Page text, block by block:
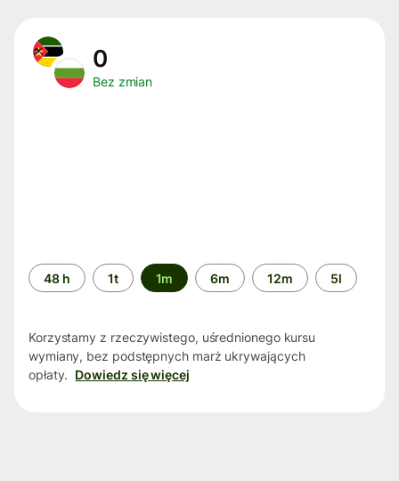
0
Bez zmian
Przedział
czasu
48 h 1t 1m 6m 12m 5l
Korzystamy z rzeczywistego, uśrednionego kursu
wymiany, bez podstępnych marż ukrywających
opłaty. Dowiedz się więcej